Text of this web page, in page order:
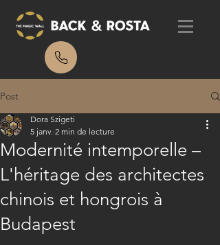
Post
Modernité intemporelle –
L'héritage des architectes
chinois et hongrois à
Budapest
Dora Szigeti
5 janv. 2 min de lecture